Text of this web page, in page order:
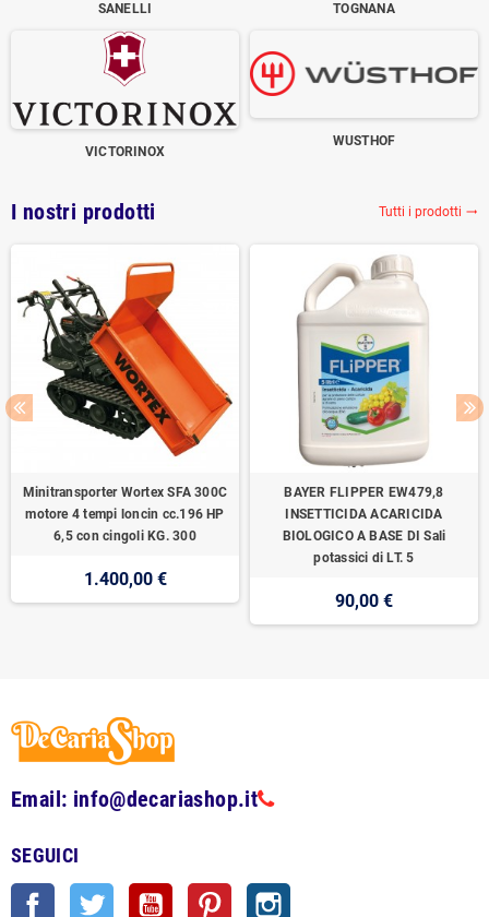
SANELLI TOGNANA
VICTORINOX
WUSTHOF
I nostri prodotti Tutti i prodotti trending_flat
Minitransporter Wortex SFA 300C
motore 4 tempi loncin cc.196 HP
6,5 con cingoli KG. 300
1.400,00 €
BAYER FLIPPER EW479,8
INSETTICIDA ACARICIDA
BIOLOGICO A BASE DI Sali
potassici di LT. 5
90,00 €
Email: info@decariashop.it
SEGUICI
Facebook Twitter YouTube Pinterest